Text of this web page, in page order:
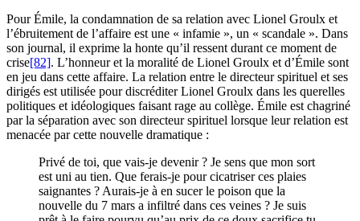
Pour Émile, la condamnation de sa relation avec Lionel Groulx et
l’ébruitement de l’affaire est une « infamie », un « scandale ». Dans
son journal, il exprime la honte qu’il ressent durant ce moment de
crise[82]. L’honneur et la moralité de Lionel Groulx et d’Émile sont
en jeu dans cette affaire. La relation entre le directeur spirituel et ses
dirigés est utilisée pour discréditer Lionel Groulx dans les querelles
politiques et idéologiques faisant rage au collège. Émile est chagriné
par la séparation avec son directeur spirituel lorsque leur relation est
menacée par cette nouvelle dramatique :
Privé de toi, que vais-je devenir ? Je sens que mon sort
est uni au tien. Que ferais-je pour cicatriser ces plaies
saignantes ? Aurais-je à en sucer le poison que la
nouvelle du 7 mars a infiltré dans ces veines ? Je suis